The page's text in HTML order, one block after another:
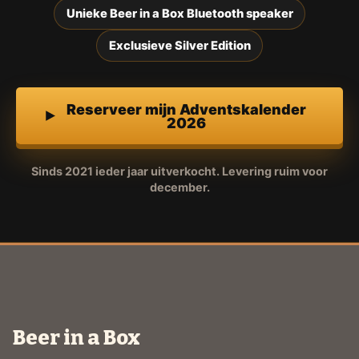
Unieke Beer in a Box Bluetooth speaker
Exclusieve Silver Edition
Reserveer mijn Adventskalender
2026
Sinds 2021 ieder jaar uitverkocht. Levering ruim voor
december.
Beer in a Box